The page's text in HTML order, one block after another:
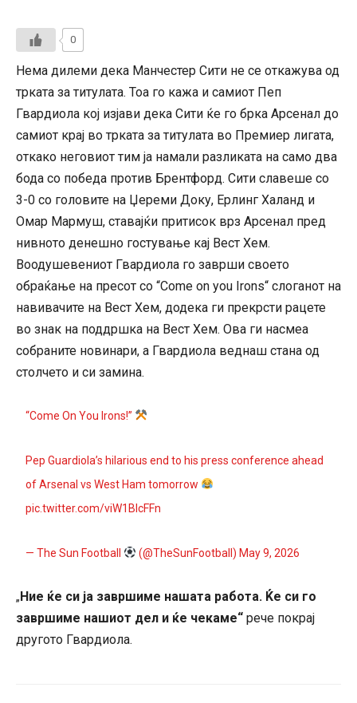
0
Нема дилеми дека Манчестер Сити не се откажува од
трката за титулата. Тоа го кажа и самиот Пеп
Гвардиола кој изјави дека Сити ќе го брка Арсенал до
самиот крај во трката за титулата во Премиер лигата,
откако неговиот тим ја намали разликата на само два
бода со победа против Брентфорд. Сити славеше со
3-0 со головите на Џереми Доку, Ерлинг Халанд и
Омар Мармуш, ставајќи притисок врз Арсенал пред
нивното денешно гостување кај Вест Хем.
Воодушевениот Гвардиола го заврши своето
обраќање на пресот со “Come on you Irons“ слоганот на
навивачите на Вест Хем, додека ги прекрсти рацете
во знак на поддршка на Вест Хем. Ова ги насмеа
собраните новинари, а Гвардиола веднаш стана од
столчето и си замина.
“Come On You Irons!”
Pep Guardiola’s hilarious end to his press conference ahead
of Arsenal vs West Ham tomorrow
pic.twitter.com/viW1BIcFFn
— The Sun Football (@TheSunFootball) May 9, 2026
„Ние ќе си ја завршиме нашата работа. Ќе си го
завршиме нашиот дел и ќе чекаме“ рече покрај
другото Гвардиола.